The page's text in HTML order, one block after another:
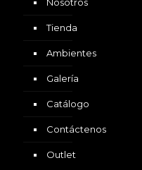
Tienda
Ambientes
Galería
Catálogo
Contáctenos
Outlet